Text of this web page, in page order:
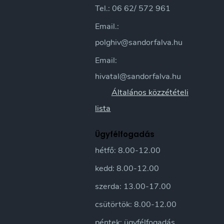
Tel.: 06 62/ 572 961
Email.:
polghiv@sandorfalva.hu
Email:
hivatal@sandorfalva.hu
Általános közzétételi
lista
Ügyfélfogadás
hétfő: 8.00-12.00
kedd: 8.00-12.00
szerda: 13.00-17.00
csütörtök: 8.00-12.00